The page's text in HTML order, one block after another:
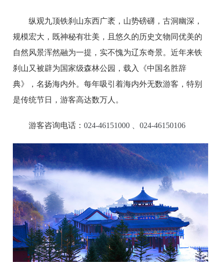
纵观九顶铁刹山东西广袤，山势磅礴，古洞幽深，
规模宏大，既神秘有壮美，且悠久的历史文物同优美的
自然风景浑然融为一提，实不愧为辽东奇景。近年来铁
刹山又被辟为国家级森林公园，载入《中国名胜辞
典》，名扬海内外。每年吸引着海内外无数游客，特别
是传统节日，游客高达数万人。
游客咨询电话：024-46151000 、024-46150106